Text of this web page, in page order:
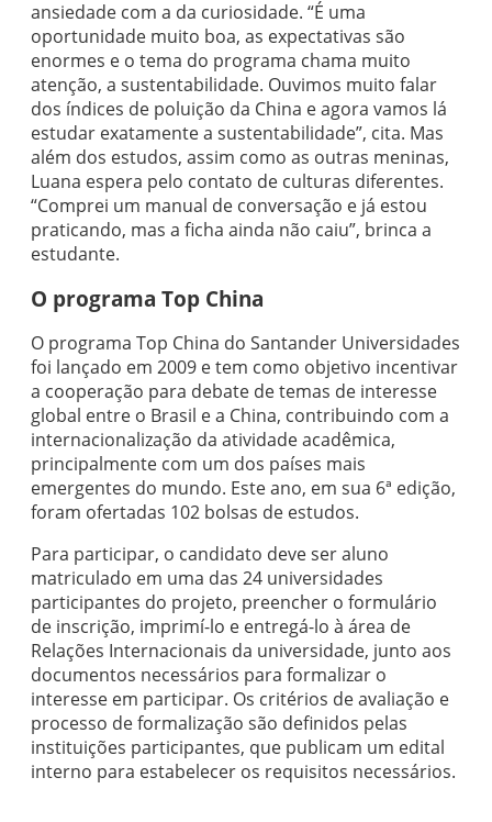
ansiedade com a da curiosidade. “É uma
oportunidade muito boa, as expectativas são
enormes e o tema do programa chama muito
atenção, a sustentabilidade. Ouvimos muito falar
dos índices de poluição da China e agora vamos lá
estudar exatamente a sustentabilidade”, cita. Mas
além dos estudos, assim como as outras meninas,
Luana espera pelo contato de culturas diferentes.
“Comprei um manual de conversação e já estou
praticando, mas a ficha ainda não caiu”, brinca a
estudante.
O programa Top China
O programa Top China do Santander Universidades
foi lançado em 2009 e tem como objetivo incentivar
a cooperação para debate de temas de interesse
global entre o Brasil e a China, contribuindo com a
internacionalização da atividade acadêmica,
principalmente com um dos países mais
emergentes do mundo. Este ano, em sua 6ª edição,
foram ofertadas 102 bolsas de estudos.
Para participar, o candidato deve ser aluno
matriculado em uma das 24 universidades
participantes do projeto, preencher o formulário
de inscrição, imprimí-lo e entregá-lo à área de
Relações Internacionais da universidade, junto aos
documentos necessários para formalizar o
interesse em participar. Os critérios de avaliação e
processo de formalização são definidos pelas
instituições participantes, que publicam um edital
interno para estabelecer os requisitos necessários.